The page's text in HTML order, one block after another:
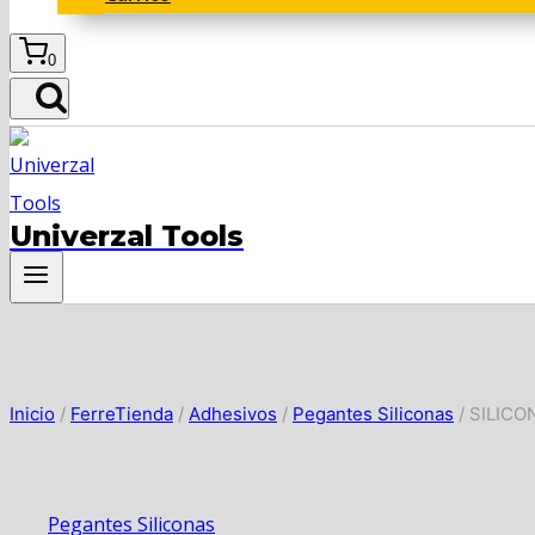
0
Univerzal Tools
Inicio / FerreTienda / Adhesivos / Pegantes Siliconas /
Pegantes Siliconas